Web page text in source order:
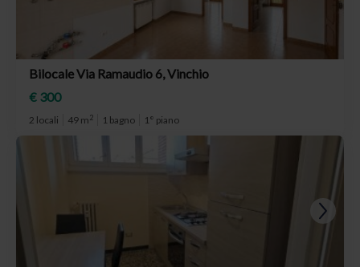
Bilocale Via Ramaudio 6, Vinchio
€ 300
2 locali 49 m2 1 bagno 1° piano